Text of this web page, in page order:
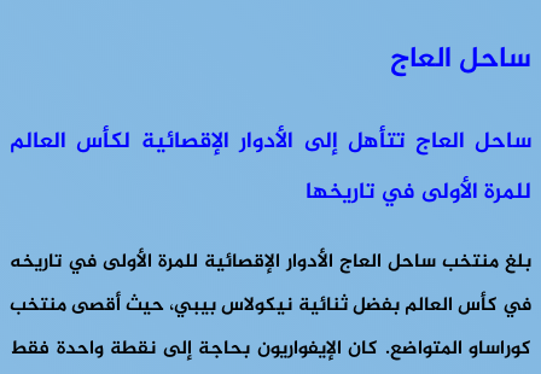
ساحل العاج
ساحل العاج تتأهل إلى الأدوار الإقصائية لكأس العالم
للمرة الأولى في تاريخها
بلغ منتخب ساحل العاج الأدوار الإقصائية للمرة الأولى في تاريخه
في كأس العالم بفضل ثنائية نيكولاس بيبي، حيث أقصى منتخب
كوراساو المتواضع. كان الإيفواريون بحاجة إلى نقطة واحدة فقط